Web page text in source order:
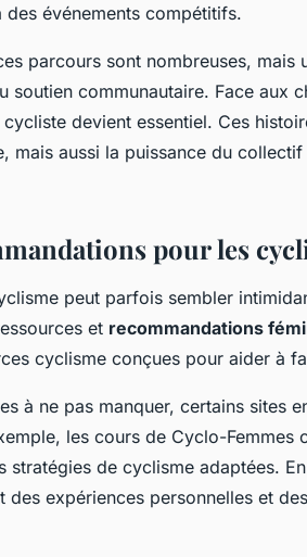
événements compétitifs.
parcours sont nombreuses, mais
soutien communautaire. Face aux
devient essentiel. Ces
mais aussi la puissance du
pour les
peut parfois sembler
et recommandations
cyclisme conçues pour aider à
à ne pas manquer, certains sites
les cours de Cyclo-Femmes
stratégies de cyclisme adaptées.
des expériences personnelles et